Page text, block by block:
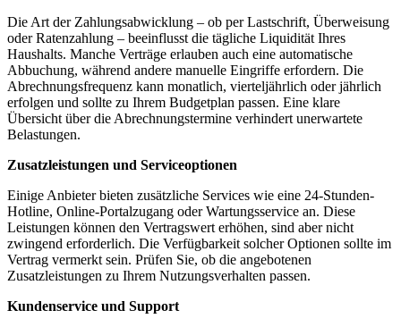
Die Art der Zahlungsabwicklung – ob per Lastschrift, Überweisung
oder Ratenzahlung – beeinflusst die tägliche Liquidität Ihres
Haushalts. Manche Verträge erlauben auch eine automatische
Abbuchung, während andere manuelle Eingriffe erfordern. Die
Abrechnungsfrequenz kann monatlich, vierteljährlich oder jährlich
erfolgen und sollte zu Ihrem Budgetplan passen. Eine klare
Übersicht über die Abrechnungstermine verhindert unerwartete
Belastungen.
Zusatzleistungen und Serviceoptionen
Einige Anbieter bieten zusätzliche Services wie eine 24‑Stunden-
Hotline, Online‑Portalzugang oder Wartungsservice an. Diese
Leistungen können den Vertragswert erhöhen, sind aber nicht
zwingend erforderlich. Die Verfügbarkeit solcher Optionen sollte im
Vertrag vermerkt sein. Prüfen Sie, ob die angebotenen
Zusatzleistungen zu Ihrem Nutzungsverhalten passen.
Kundenservice und Support